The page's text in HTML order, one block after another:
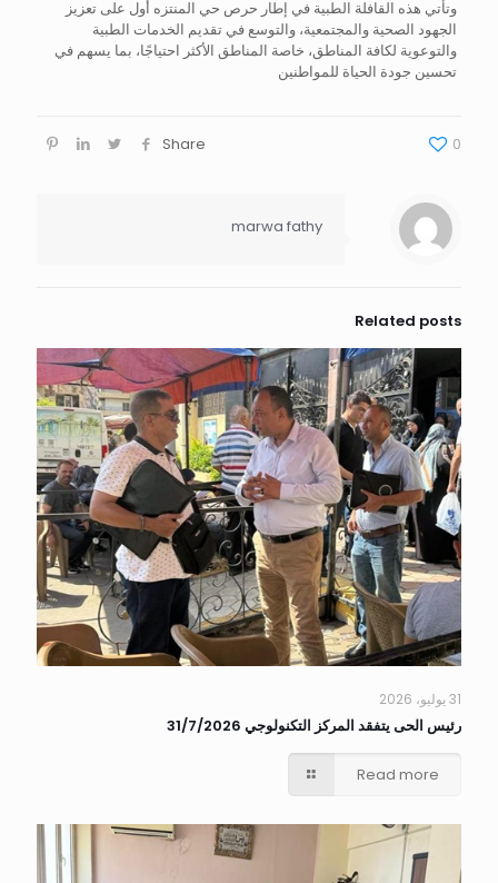
وتأتي هذه القافلة الطبية في إطار حرص حي المنتزه أول على تعزيز
الجهود الصحية والمجتمعية، والتوسع في تقديم الخدمات الطبية
والتوعوية لكافة المناطق، خاصة المناطق الأكثر احتياجًا، بما يسهم في
تحسين جودة الحياة للمواطنين
Share 0
marwa fathy
Related posts
31 يوليو، 2026
رئيس الحى يتفقد المركز التكنولوجي 31/7/2026
Read more